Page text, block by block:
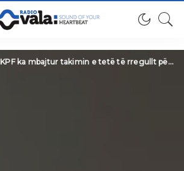
KPF ka mbajtur takimin e tetë të rregullt për këtë vit